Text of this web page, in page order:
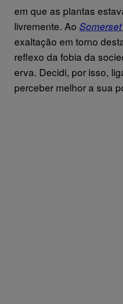
em que as plantas
livremente. Ao
exaltação em torno
reflexo da fobia da
erva. Decidi, por isso,
perceber melhor a sua